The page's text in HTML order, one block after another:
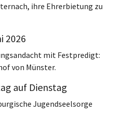
ihre Ehrerbietung zu
2026
mit Festpredigt:
von Münster.
auf Dienstag
Jugendseelsorge